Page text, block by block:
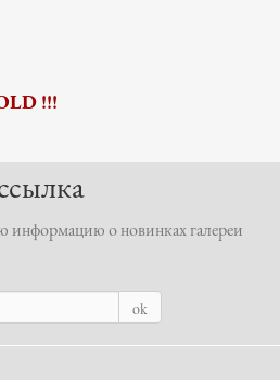
!!!
информацию о новинках галереи
ok